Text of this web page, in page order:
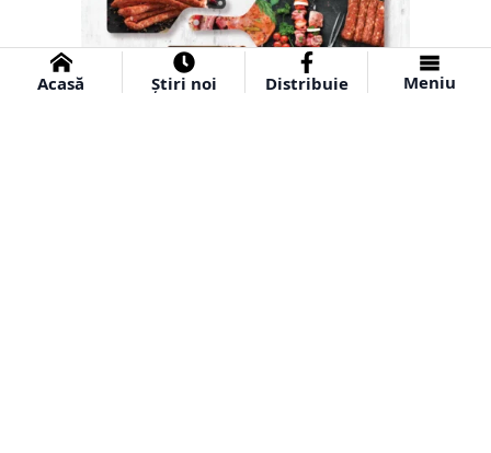
Acasă Știri noi Distribuie Meniu